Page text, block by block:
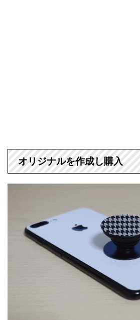
オリジナルを作成し購入